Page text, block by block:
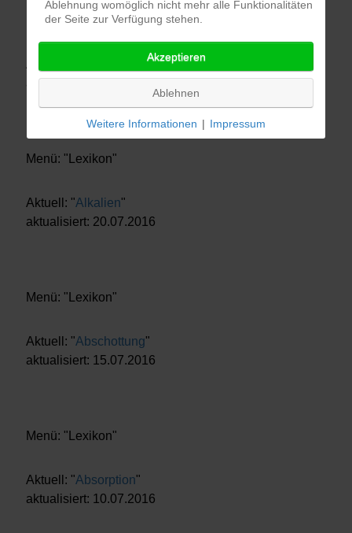
Menü: "Lexikon"
Aktuell: "
aktualisiert: 22.07.2016
Menü: "Lexikon"
Aktuell: "Alkalien"
aktualisiert: 20.07.2016
Menü: "Lexikon"
Aktuell: "Abschottung"
aktualisiert: 15.07.2016
Menü: "Lexikon"
Aktuell: "Absorption"
aktualisiert: 10.07.2016
Ablehnung womöglich nicht mehr alle Funktionalitäten
der Seite zur Verfügung stehen.
Akzeptieren
Ablehnen
Weitere Informationen | Impressum